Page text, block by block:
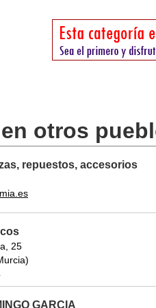
otros
repuestos, accesorios
25
GARCIA